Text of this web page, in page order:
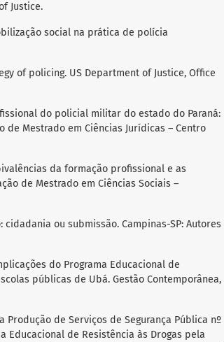
Justice.
social na prática de polícia
of policing. US Department of Justice, Office
do policial militar do estado do Paraná:
Mestrado em Ciências Jurídicas – Centro
da formação profissional e as
de Mestrado em Ciências Sociais –
cidadania ou submissão. Campinas-SP: Autores
do Programa Educacional de
públicas de Ubá. Gestão Contemporânea,
Produção de Serviços de Segurança Pública nº
Educacional de Resistência às Drogas pela